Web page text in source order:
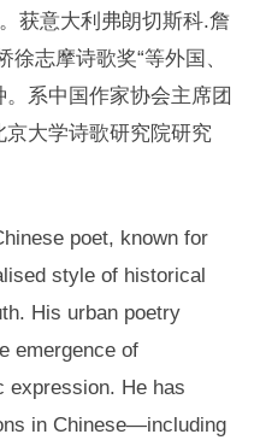
获意大利弗朗切斯科.詹
徐志摩诗歌奖“等外国、
系中国作家协会主席团
大学诗歌研究院研究
poet, known for
style of historical
His urban poetry
emergence of
expression. He has
in Chinese—including